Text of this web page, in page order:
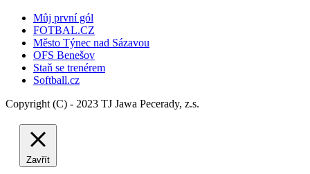
Můj první gól
FOTBAL.CZ
Město Týnec nad Sázavou
OFS Benešov
Staň se trenérem
Softball.cz
Copyright (C) - 2023 TJ Jawa Pecerady, z.s.
Zavřít